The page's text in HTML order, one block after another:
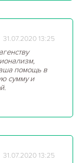
31.07.2020 13:25
помощь в
сумму и
31.07.2020 13:25